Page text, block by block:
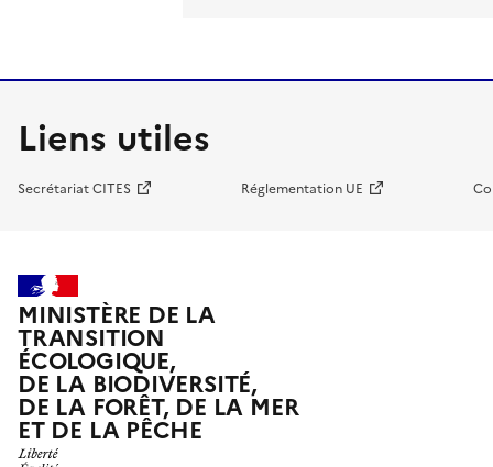
Liens utiles
Secrétariat CITES Réglementation UE
MINISTÈRE DE LA
TRANSITION
ÉCOLOGIQUE,
DE LA BIODIVERSITÉ,
DE LA FORÊT, DE LA MER
ET DE LA PÊCHE